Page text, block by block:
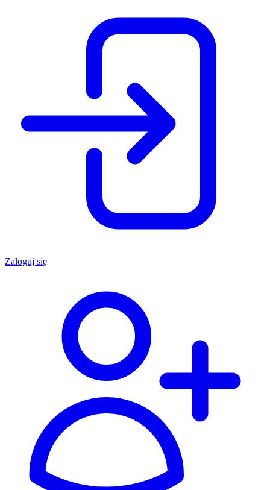
Zaloguj się